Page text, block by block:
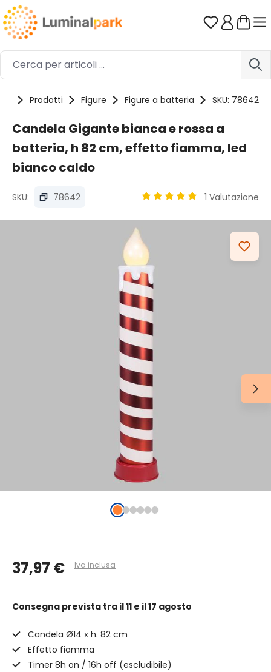
Passa al contenuto principale Hai 0
Prodotti Figure Figure a batteria SKU: 78642
Candela Gigante bianca e rossa a
batteria, h 82 cm, effetto fiamma, led
bianco caldo
SKU: 78642 1 Valutazione
37,97 € Iva inclusa
Consegna prevista tra il 11 e il 17 agosto
Candela Ø14 x h. 82 cm
Effetto fiamma
Timer 8h on / 16h off (escludibile)